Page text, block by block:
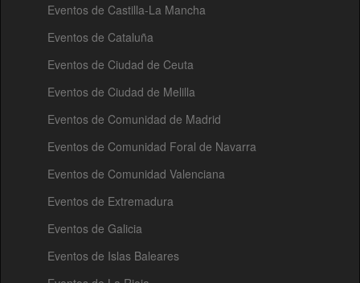
Eventos de Castilla-La Mancha
Eventos de Cataluña
Eventos de Ciudad de Ceuta
Eventos de Ciudad de Melilla
Eventos de Comunidad de Madrid
Eventos de Comunidad Foral de Navarra
Eventos de Comunidad Valenciana
Eventos de Extremadura
Eventos de Galicia
Eventos de Islas Baleares